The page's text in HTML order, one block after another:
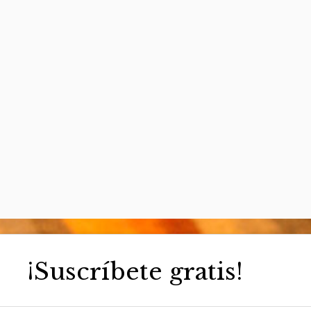
¡Suscríbete gratis!